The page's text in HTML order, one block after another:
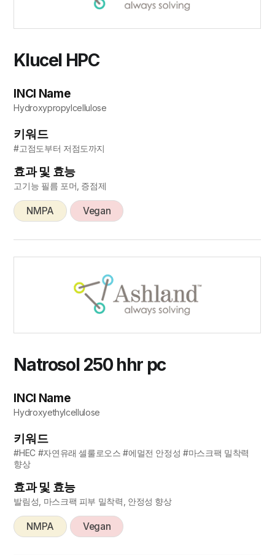
Klucel HPC
INCI Name
Hydroxypropylcellulose
키워드
#고점도부터 저점도까지
효과 및 효능
고기능 필름 포머, 증점제
NMPA Vegan
Natrosol 250 hhr pc
INCI Name
Hydroxyethylcellulose
키워드
#HEC #자연유래 셀룰로오스 #에멀전 안정성 #마스크팩 밀착력
향상
효과 및 효능
발림성, 마스크팩 피부 밀착력, 안정성 향상
NMPA Vegan